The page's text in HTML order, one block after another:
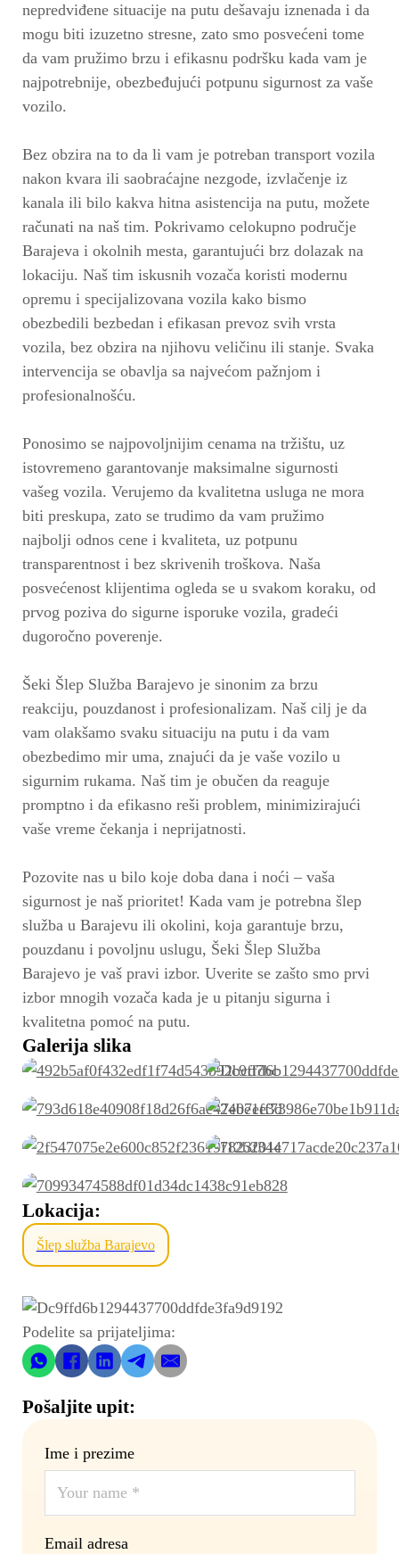
nepredviđene situacije na putu dešavaju iznenada i da
mogu biti izuzetno stresne, zato smo posvećeni tome
da vam pružimo brzu i efikasnu podršku kada vam je
najpotrebnije, obezbeđujući potpunu sigurnost za vaše
vozilo.
Bez obzira na to da li vam je potreban transport vozila
nakon kvara ili saobraćajne nezgode, izvlačenje iz
kanala ili bilo kakva hitna asistencija na putu, možete
računati na naš tim. Pokrivamo celokupno područje
Barajeva i okolnih mesta, garantujući brz dolazak na
lokaciju. Naš tim iskusnih vozača koristi modernu
opremu i specijalizovana vozila kako bismo
obezbedili bezbedan i efikasan prevoz svih vrsta
vozila, bez obzira na njihovu veličinu ili stanje. Svaka
intervencija se obavlja sa najvećom pažnjom i
profesionalnošću.
Ponosimo se najpovoljnijim cenama na tržištu, uz
istovremeno garantovanje maksimalne sigurnosti
vašeg vozila. Verujemo da kvalitetna usluga ne mora
biti preskupa, zato se trudimo da vam pružimo
najbolji odnos cene i kvaliteta, uz potpunu
transparentnost i bez skrivenih troškova. Naša
posvećenost klijentima ogleda se u svakom koraku, od
prvog poziva do sigurne isporuke vozila, gradeći
dugoročno poverenje.
Šeki Šlep Služba Barajevo je sinonim za brzu
reakciju, pouzdanost i profesionalizam. Naš cilj je da
vam olakšamo svaku situaciju na putu i da vam
obezbedimo mir uma, znajući da je vaše vozilo u
sigurnim rukama. Naš tim je obučen da reaguje
promptno i da efikasno reši problem, minimizirajući
vaše vreme čekanja i neprijatnosti.
Pozovite nas u bilo koje doba dana i noći – vaša
sigurnost je naš prioritet! Kada vam je potrebna šlep
služba u Barajevu ili okolini, koja garantuje brzu,
pouzdanu i povoljnu uslugu, Šeki Šlep Služba
Barajevo je vaš pravi izbor. Uverite se zašto smo prvi
izbor mnogih vozača kada je u pitanju sigurna i
kvalitetna pomoć na putu.
Galerija slika
Lokacija:
Šlep služba Barajevo
Podelite sa prijateljima:
Pošaljite upit:
Ime i prezime
Email adresa